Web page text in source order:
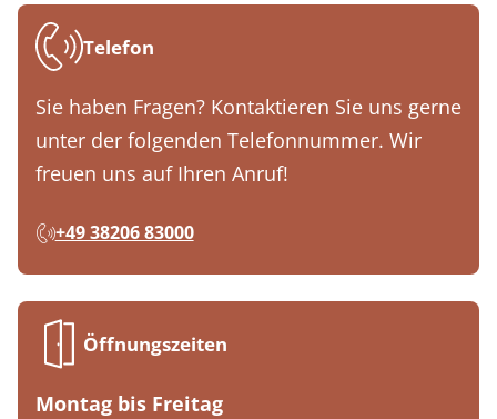
Telefon
Sie haben Fragen? Kontaktieren Sie uns gerne
unter der folgenden Telefonnummer. Wir
freuen uns auf Ihren Anruf!
+49 38206 83000
Öffnungszeiten
Montag bis Freitag